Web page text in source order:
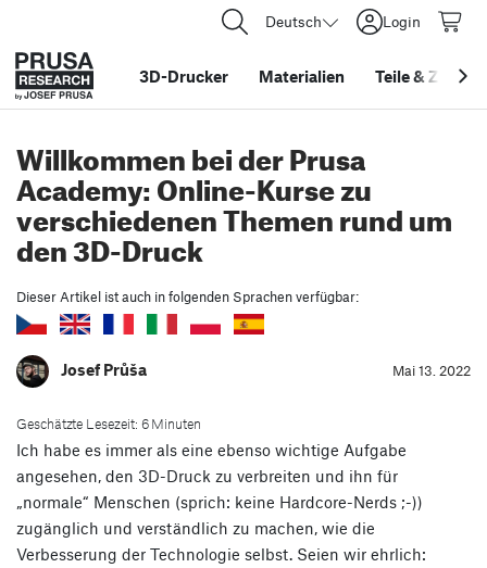
Deutsch Login
3D-Drucker Materialien Teile&
Willkommen bei der Prusa
Academy: Online-Kurse zu
verschiedenen Themen rund um
den 3D-Druck
Dieser Artikel ist auch in folgenden Sprachen verfügbar:
Josef Průša Mai 13. 2022
Geschätzte Lesezeit: 6 Minuten
Ich habe es immer als eine ebenso wichtige Aufgabe
angesehen, den 3D-Druck zu verbreiten und ihn für
„normale“ Menschen (sprich: keine Hardcore-Nerds ;-))
zugänglich und verständlich zu machen, wie die
Verbesserung der Technologie selbst. Seien wir ehrlich: